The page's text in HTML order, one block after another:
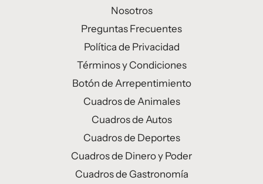
Nosotros
Preguntas Frecuentes
Política de Privacidad
Términos y Condiciones
Botón de Arrepentimiento
Cuadros de Animales
Cuadros de Autos
Cuadros de Deportes
Cuadros de Dinero y Poder
Cuadros de Gastronomía